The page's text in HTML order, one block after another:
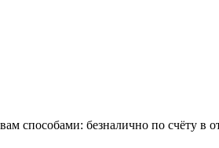
способами: безналично по счёту в